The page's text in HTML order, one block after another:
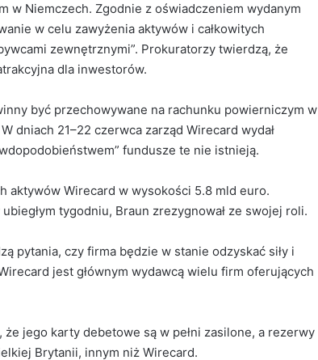
w Niemczech. Zgodnie z oświadczeniem wydanym
w celu zawyżenia aktywów i całkowitych
zewnętrznymi”. Prokuratorzy twierdzą, że
dla inwestorów.
być przechowywane na rachunku powierniczym w
W dniach 21–22 czerwca zarząd Wirecard wydał
fundusze te nie istnieją.
aktywów Wirecard w wysokości 5.8 mld euro.
tygodniu, Braun zrezygnował ze swojej roli.
pytania, czy firma będzie w stanie odzyskać siły i
jest głównym wydawcą wielu firm oferujących
jego karty debetowe są w pełni zasilone, a rezerwy
Brytanii, innym niż Wirecard.